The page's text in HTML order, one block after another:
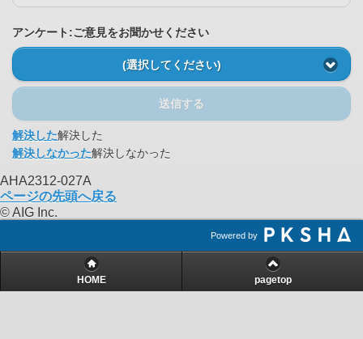
アンケート:ご意見をお聞かせください
(選択してください)
送信する
解決した解決した
解決しなかった解決しなかった
AHA2312-027A
ページの先頭へ戻る
© AIG Inc.
Powered by
HOME pagetop